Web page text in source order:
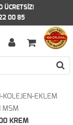
ÜCRETSİZ!
00 85
KOLEJEN-EKLEM
MSM
KREM